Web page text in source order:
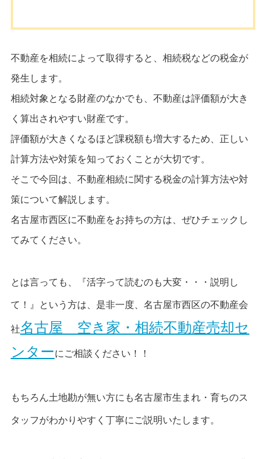
不動産を相続によって取得すると、相続税などの税金が
発生します。
相続対象となる財産のなかでも、不動産は評価額が大き
く算出されやすい財産です。
評価額が大きくなるほど課税額も増大するため、正しい
計算方法や対策を知っておくことが大切です。
そこで今回は、不動産相続に関する税金の計算方法や対
策について解説します。
名古屋市西区に不動産をお持ちの方は、ぜひチェックし
てみてください。
とは言っても、『活字って読むのも大変・・・説明し
て！』という方は、是非一度、 名古屋市西区の不動産会
社名古屋 空き家・相続不動産売却セ
ンターにご相談ください！！
もちろん土地勘が無い方にも名古屋市生まれ・育ちのス
タッフがわかりやすく丁寧にご説明いたします。